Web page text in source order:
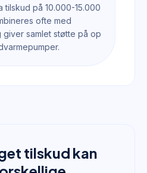
tilskud på 10.000-15.000
ofte med
samlet støtte på op
tilskud kan